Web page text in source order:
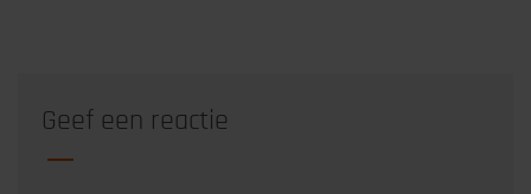
Geef een reactie